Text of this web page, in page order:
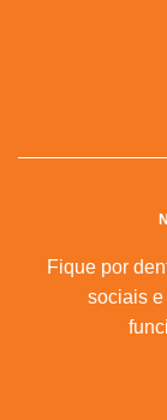
Fique por
sociais